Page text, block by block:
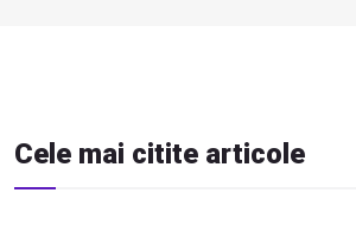
Cele mai citite articole